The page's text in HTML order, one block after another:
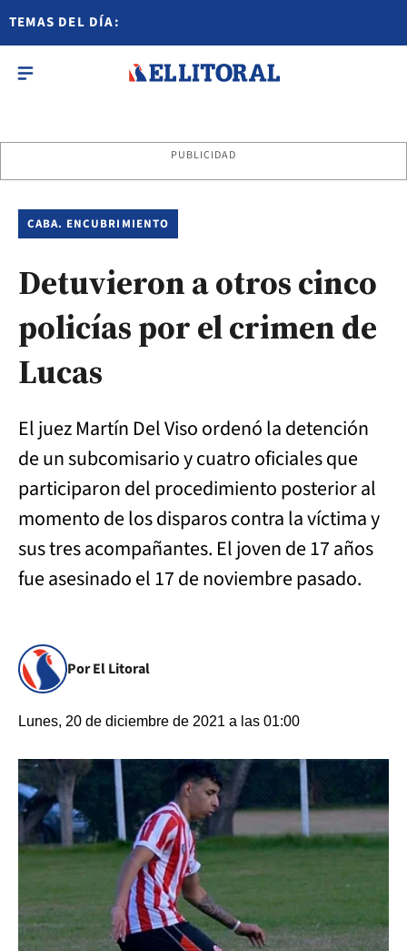
TEMAS DEL DÍA:
PUBLICIDAD
CABA. ENCUBRIMIENTO
Detuvieron a otros cinco
policías por el crimen de
Lucas
El juez Martín Del Viso ordenó la detención
de un subcomisario y cuatro oficiales que
participaron del procedimiento posterior al
momento de los disparos contra la víctima y
sus tres acompañantes. El joven de 17 años
fue asesinado el 17 de noviembre pasado.
Por El Litoral
Lunes, 20 de diciembre de 2021 a las 01:00